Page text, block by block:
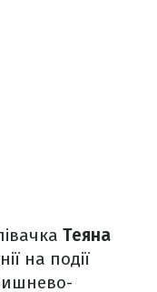
Теяна
на події